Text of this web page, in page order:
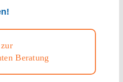
Beratung